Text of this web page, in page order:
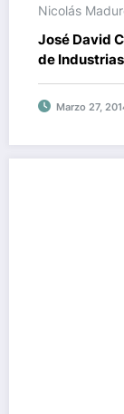
Nicolás
José David
de Industrias
Marzo 27,